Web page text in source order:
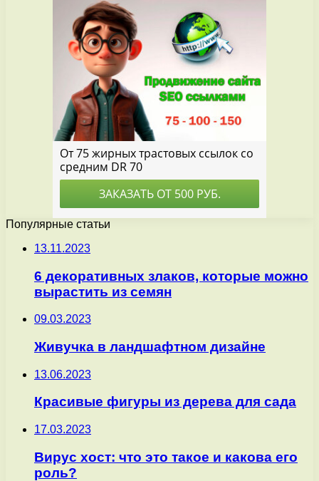
Популярные статьи
13.11.2023
6 декоративных злаков, которые можно
вырастить из семян
09.03.2023
Живучка в ландшафтном дизайне
13.06.2023
Красивые фигуры из дерева для сада
17.03.2023
Вирус хост: что это такое и какова его
роль?